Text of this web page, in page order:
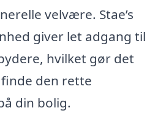
velvære. Stae’s
giver let adgang til
hvilket gør det
den rette
din bolig.